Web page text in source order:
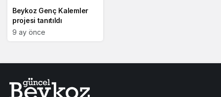
Beykoz Genç Kalemler
projesi tanıtıldı
9 ay önce